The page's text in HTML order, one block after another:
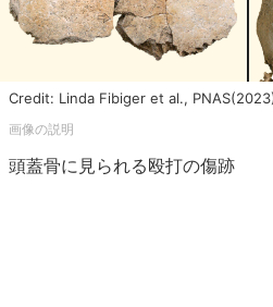
Credit: Linda Fibiger et al.,
頭蓋骨に見られる殴打の傷跡